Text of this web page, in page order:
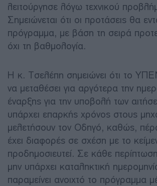
λειτούργησε λόγω τεχνικού
Σημειώνεται ότι οι προτάσεις θα
πρόγραμμα, με βάση τη σειρά
όχι τη βαθμολογία.
Η κ. Τσελέπη σημειώνει ότι το
να μεταθέσει για αργότερα την
έναρξης για την υποβολή των
υπάρχει επαρκής χρόνος στους
μελετήσουν τον Οδηγό, καθώς,
έχει διαφορές σε σχέση με το
προδημοσιευτεί. Σε κάθε
μην υπάρχει καταληκτική
παραμείνει ανοιχτό το πρόγραμμα